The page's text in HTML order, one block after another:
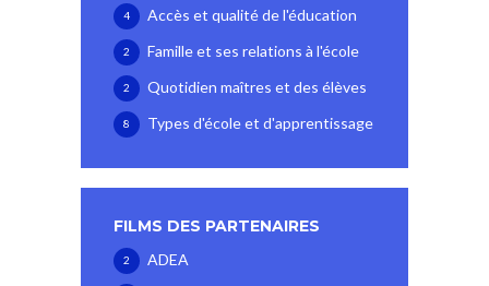
Accès et qualité de l'éducation
4
Famille et ses relations à l'école
2
Quotidien maîtres et des élèves
2
Types d'école et d'apprentissage
8
FILMS DES PARTENAIRES
ADEA
2